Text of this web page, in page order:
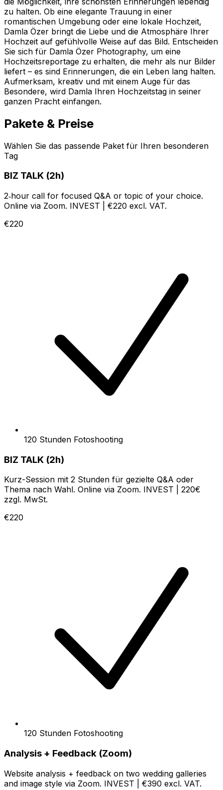
zu halten. Ob eine elegante Trauung in einer
romantischen Umgebung oder eine lokale Hochzeit,
Damla Özer bringt die Liebe und die Atmosphäre Ihrer
Hochzeit auf gefühlvolle Weise auf das Bild. Entscheiden
Sie sich für Damla Özer Photography, um eine
Hochzeitsreportage zu erhalten, die mehr als nur Bilder
liefert – es sind Erinnerungen, die ein Leben lang halten.
Aufmerksam, kreativ und mit einem Auge für das
Besondere, wird Damla Ihren Hochzeitstag in seiner
ganzen Pracht einfangen.
Pakete & Preise
Wählen Sie das passende Paket für Ihren besonderen
Tag
BIZ TALK (2h)
2‑hour call for focused Q&A or topic of your choice.
Online via Zoom. INVEST | €220 excl. VAT.
€220
120 Stunden Fotoshooting
BIZ TALK (2h)
Kurz-Session mit 2 Stunden für gezielte Q&A oder
Thema nach Wahl. Online via Zoom. INVEST | 220€
zzgl. MwSt.
€220
120 Stunden Fotoshooting
Analysis + Feedback (Zoom)
Website analysis + feedback on two wedding galleries
and image style via Zoom. INVEST | €390 excl. VAT.